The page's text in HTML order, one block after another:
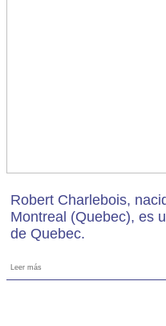
Robert Charlebois,
Montreal (Quebec), es
de Quebec.
Leer más